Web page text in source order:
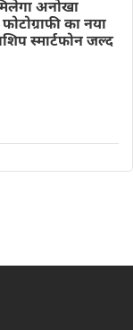
अनोखा
का नया
स्मार्टफोन जल्द